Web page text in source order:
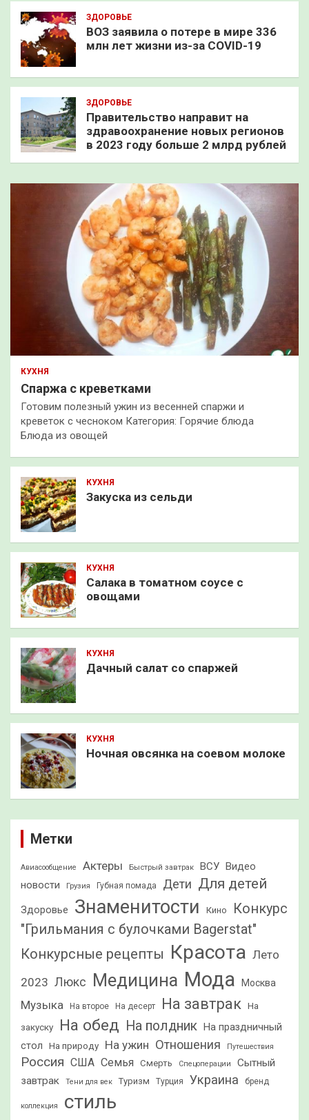
ЗДОРОВЬЕ
ВОЗ заявила о потере в мире 336
млн лет жизни из-за COVID-19
ЗДОРОВЬЕ
Правительство направит на
здравоохранение новых регионов
в 2023 году больше 2 млрд рублей
КУХНЯ
Спаржа с креветками
Готовим полезный ужин из весенней спаржи и
креветок с чесноком Категория: Горячие блюда
Блюда из овощей
КУХНЯ
Закуска из сельди
КУХНЯ
Салака в томатном соусе с
овощами
КУХНЯ
Дачный салат со спаржей
КУХНЯ
Ночная овсянка на соевом молоке
Метки
Авиасообщение Актеры Быстрый завтрак ВСУ
Видео
новости
Грузия Губная помада Дети Для детей
Здоровье Знаменитости Кино
Конкурс
"Грильмания с булочками Bagerstat"
Конкурсные рецепты Красота Лето
2023 Люкс Медицина Мода Москва
Музыка На второе На десерт На завтрак На
закуску На обед На полдник
На праздничный
стол
На природу На ужин Отношения Путешествия
Россия США Семья Смерть Спецоперации
Сытный
завтрак
Тени для век Туризм Турция Украина бренд
коллекция стиль